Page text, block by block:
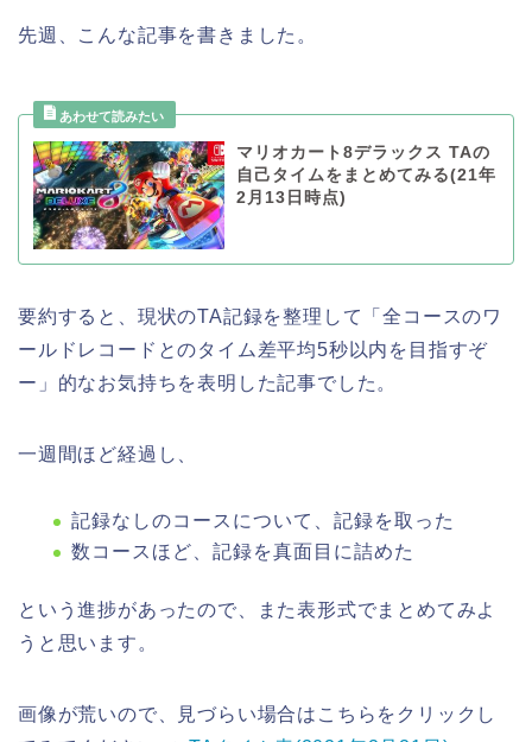
先週、こんな記事を書きました。
マリオカート8デラックス TAの
自己タイムをまとめてみる(21年
2月13日時点)
要約すると、現状のTA記録を整理して「全コースのワ
ールドレコードとのタイム差平均5秒以内を目指すぞ
ー」的なお気持ちを表明した記事でした。
一週間ほど経過し、
記録なしのコースについて、記録を取った
数コースほど、記録を真面目に詰めた
という進捗があったので、また表形式でまとめてみよ
うと思います。
画像が荒いので、見づらい場合はこちらをクリックし